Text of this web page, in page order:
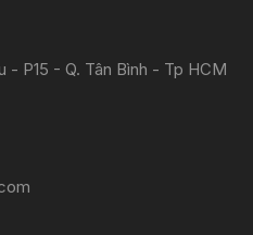
- P15 - Q. Tân Bình - Tp HCM